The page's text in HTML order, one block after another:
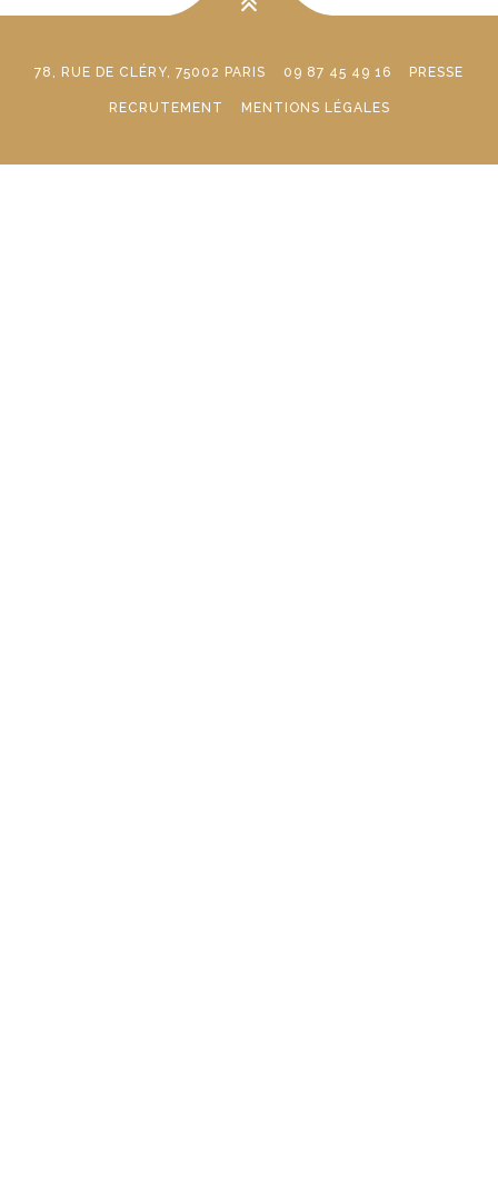
78, RUE DE CLÉRY, 75002 PARIS 09 87 45 49 16 PRESSE
RECRUTEMENT MENTIONS LÉGALES